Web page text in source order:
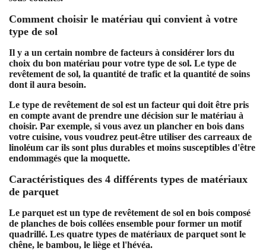
Comment choisir le matériau qui convient à votre
type de sol
Il y a un certain nombre de facteurs à considérer lors du
choix du bon matériau pour votre type de sol. Le type de
revêtement de sol, la quantité de trafic et la quantité de soins
dont il aura besoin.
Le type de revêtement de sol est un facteur qui doit être pris
en compte avant de prendre une décision sur le matériau à
choisir. Par exemple, si vous avez un plancher en bois dans
votre cuisine, vous voudrez peut-être utiliser des carreaux de
linoléum car ils sont plus durables et moins susceptibles d'être
endommagés que la moquette.
Caractéristiques des 4 différents types de matériaux
de parquet
Le parquet est un type de revêtement de sol en bois composé
de planches de bois collées ensemble pour former un motif
quadrillé. Les quatre types de matériaux de parquet sont le
chêne, le bambou, le liège et l'hévéa.